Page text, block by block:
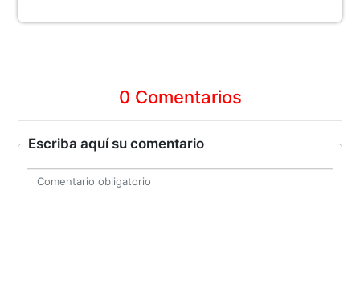
0 Comentarios
Escriba aquí su comentario